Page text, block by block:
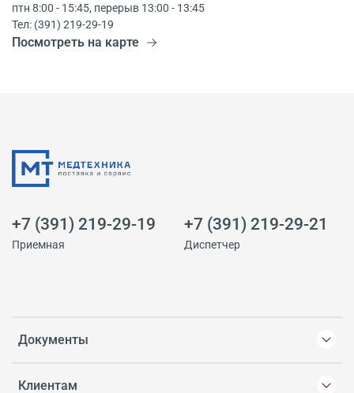
птн 8:00 - 15:45, перерыв 13:00 - 13:45
Тел: (391) 219-29-19
Посмотреть на карте
Документы
Клиентам
+7 (391) 219-29-19
Приемная
+7 (391) 219-29-21
Диспетчер